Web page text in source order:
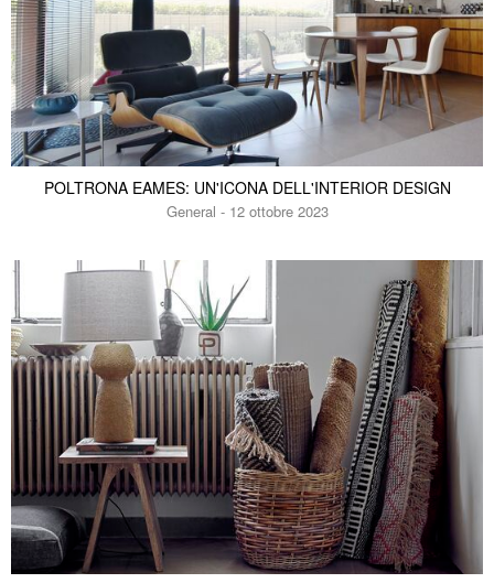
POLTRONA EAMES: UN'ICONA DELL'INTERIOR DESIGN
General - 12 ottobre 2023